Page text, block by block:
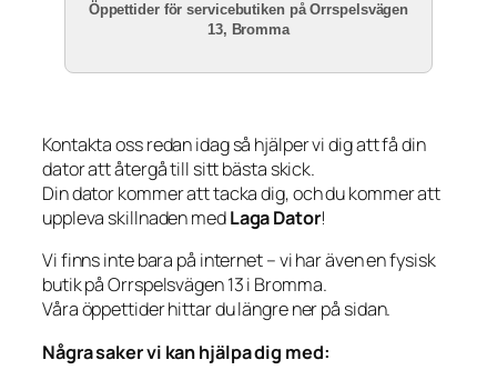
Öppettider för servicebutiken på Orrspelsvägen
13, Bromma
Kontakta oss redan idag så hjälper vi dig att få din
dator att återgå till sitt bästa skick.
Din dator kommer att tacka dig, och du kommer att
uppleva skillnaden medLaga Dator!
Vi finns inte bara på internet – vi har även en fysisk
butik på Orrspelsvägen 13 i Bromma.
Våra öppettider hittar du längre ner på sidan.
Några saker vi kan hjälpa dig med: